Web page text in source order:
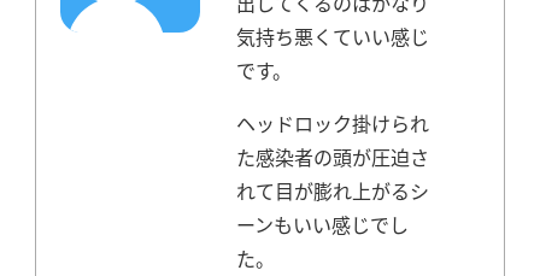
気持ち悪くていい感じ
です。
ヘッドロック掛けられ
た感染者の頭が圧迫さ
れて目が膨れ上がるシ
ーンもいい感じでし
た。